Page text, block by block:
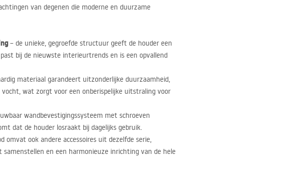
van degenen die moderne en duurzame
– de unieke, gegroefde structuur geeft de houder een
bij de nieuwste interieurtrends en is een opvallend
materiaal garandeert uitzonderlijke duurzaamheid,
wat zorgt voor een onberispelijke uitstraling voor
wandbevestigingssysteem met schroeven
dat de houder losraakt bij dagelijks gebruik.
omvat ook andere accessoires uit dezelfde serie,
en een harmonieuze inrichting van de hele